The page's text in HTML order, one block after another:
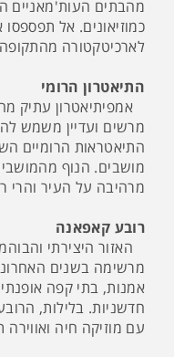
מהבתים העות'מאניים
כמוזיאונים. אל
לארכיטקטורה
התיאטרון הרומי
אמפיתיאטרון עתיק
מרשים ועדיין משמש
מושבים. הנוף
מרהיבה על העיר והרי
רובע קאפאנה
האזור היצירתי
מרשימה בשנים
אמנות, בתי קפה
חדשניות. בלילות,
עם מוזיקה חיה ואווירה